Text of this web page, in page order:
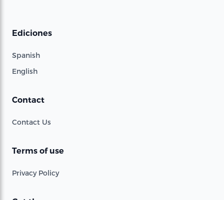
Ediciones
Spanish
English
Contact
Contact Us
Terms of use
Privacy Policy